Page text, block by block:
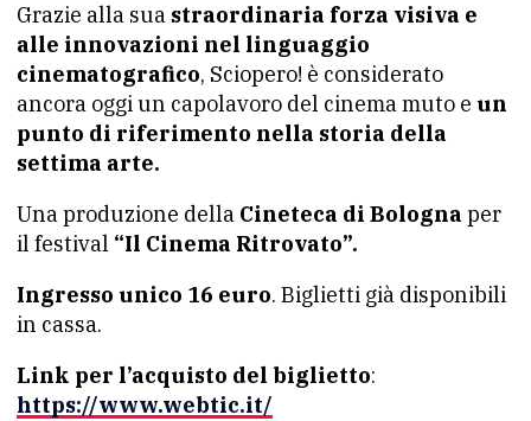
Grazie alla sua straordinaria forza visiva e
alle innovazioni nel linguaggio
cinematografico, Sciopero! è considerato
ancora oggi un capolavoro del cinema muto e un
punto di riferimento nella storia della
settima arte.
Una produzione della Cineteca di Bologna per
il festival “Il Cinema Ritrovato”.
Ingresso unico 16 euro. Biglietti già disponibili
in cassa.
Link per l’acquisto del biglietto:
https://www.webtic.it/